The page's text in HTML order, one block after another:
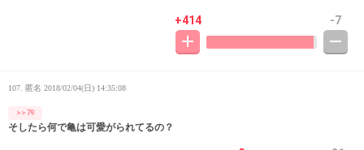
+414 -7
107. 匿名 2018/02/04(日) 14:35:08
>>79
そしたら何で亀は可愛がられてるの？